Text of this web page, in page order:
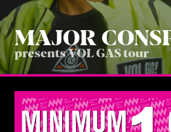
MAJOR
presents VOL GAS tour